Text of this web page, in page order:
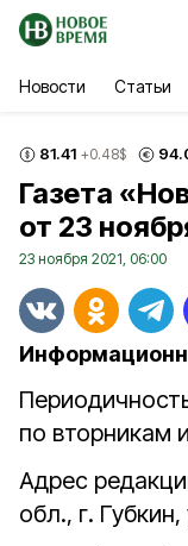
Новости Статьи
81.41 +0.48$
Газета
от 23
23 ноября 2021, 06:00
по вторникам
Адрес
обл., г.